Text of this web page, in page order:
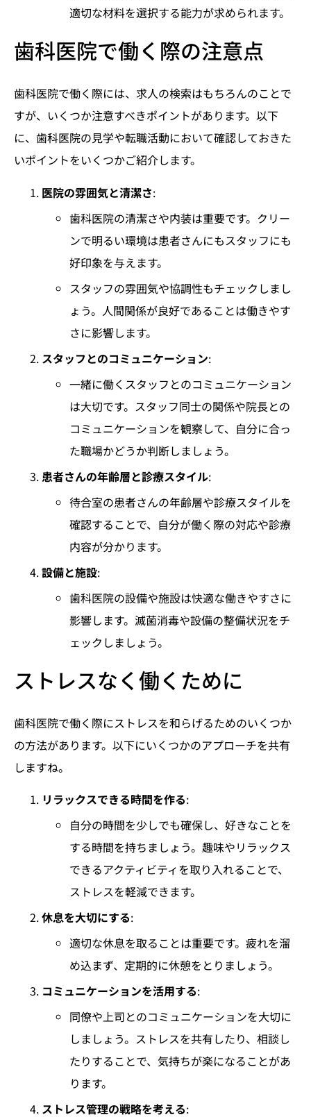
適切な材料を選択する能力が求められます。
歯科医院で働く際の注意点
歯科医院で働く際には、求人の検索はもちろんのことで
すが、いくつか注意すべきポイントがあります。以下
に、歯科医院の見学や転職活動において確認しておきた
いポイントをいくつかご紹介します。
医院の雰囲気と清潔さ:
歯科医院の清潔さや内装は重要です。クリー
ンで明るい環境は患者さんにもスタッフにも
好印象を与えます。
スタッフの雰囲気や協調性もチェックしまし
ょう。人間関係が良好であることは働きやす
さに影響します。
スタッフとのコミュニケーション:
一緒に働くスタッフとのコミュニケーション
は大切です。スタッフ同士の関係や院長との
コミュニケーションを観察して、自分に合っ
た職場かどうか判断しましょう。
患者さんの年齢層と診療スタイル:
待合室の患者さんの年齢層や診療スタイルを
確認することで、自分が働く際の対応や診療
内容が分かります。
設備と施設:
歯科医院の設備や施設は快適な働きやすさに
影響します。滅菌消毒や設備の整備状況をチ
ェックしましょう。
ストレスなく働くために
歯科医院で働く際にストレスを和らげるためのいくつか
の方法があります。以下にいくつかのアプローチを共有
しますね。
リラックスできる時間を作る:
自分の時間を少しでも確保し、好きなことを
する時間を持ちましょう。趣味やリラックス
できるアクティビティを取り入れることで、
ストレスを軽減できます。
休息を大切にする:
適切な休息を取ることは重要です。疲れを溜
め込まず、定期的に休憩をとりましょう。
コミュニケーションを活用する:
同僚や上司とのコミュニケーションを大切に
しましょう。ストレスを共有したり、相談し
たりすることで、気持ちが楽になることがあ
ります。
ストレス管理の戦略を考える: